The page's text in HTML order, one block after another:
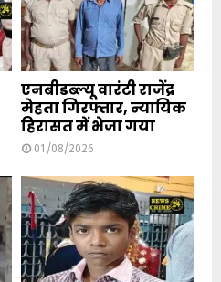
एनबीडब्ल्यू वारंटी राजेंद्र
मेहता गिरफ्तार, न्यायिक
हिरासत में भेजा गया
01/08/2026